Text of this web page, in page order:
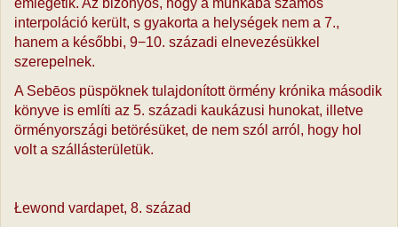
emlegetik. Az bizonyos, hogy a munkába számos
interpoláció került, s gyakorta a helységek nem a 7.,
hanem a későbbi, 9−10. századi elnevezésükkel
szerepelnek.
A Sebēos püspöknek tulajdonított örmény krónika második
könyve is említi az 5. századi kaukázusi hunokat, illetve
örményországi betörésüket, de nem szól arról, hogy hol
volt a szállásterületük.
Łewond vardapet, 8. század